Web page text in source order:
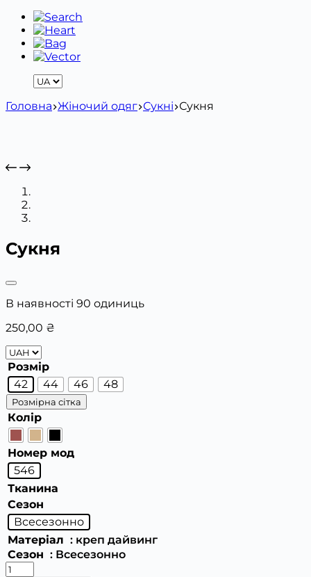
Головна Жіночий одяг Сукні Сукня
Сукня
В наявності 90 одиниць
250,00 ₴
Розмір
42
44 46 48
Розмірна сітка
Колір
Номер мод
546
Тканина
Сезон
Всесезонно
Матеріал : креп дайвинг
Сезон : Всесезонно
Сукня